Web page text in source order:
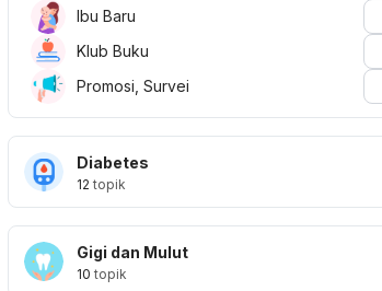
Ibu Baru
Klub Buku
Promosi, Survei
Diabetes
12 topik
Gigi dan Mulut
10 topik